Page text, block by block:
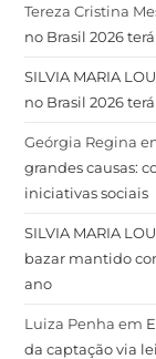
Tereza Cristina
no Brasil 2026
SILVIA MARIA
no Brasil 2026
Geórgia Regina
grandes causas:
iniciativas sociais
SILVIA MARIA
bazar mantido
ano
Luiza Penha em
da captação via